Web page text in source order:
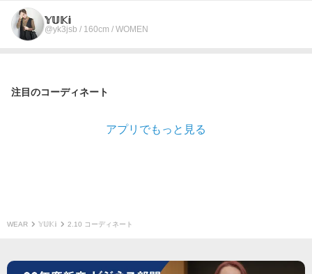
𝕐𝕌𝕂𝕚
@yk3jsb / 160cm / WOMEN
注目のコーディネート
アプリでもっと見る
WEAR 𝕐𝕌𝕂𝕚 2.10 コーディネート